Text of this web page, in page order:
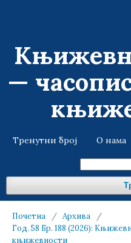
—
Тренутни број О нама
Почетна / Архива
/
Год. 58 Бр. 188 (2026):
књижевности